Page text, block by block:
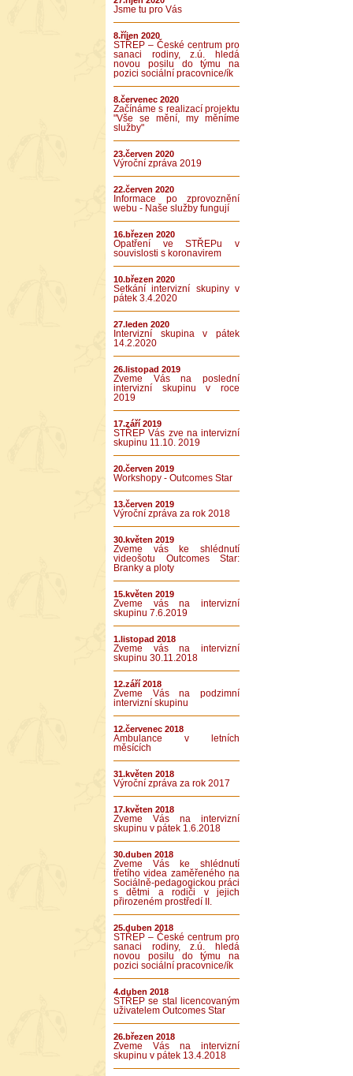
Jsme tu pro Vás
8.říjen 2020
STŘEP – České centrum pro
sanaci rodiny, z.ú. hledá
novou posilu do týmu na
pozici sociální pracovnice/ík
8.červenec 2020
Začínáme s realizací projektu
"Vše se mění, my měníme
služby"
23.červen 2020
Výroční zpráva 2019
22.červen 2020
Informace po zprovoznění
webu - Naše služby fungují
16.březen 2020
Opatření ve STŘEPu v
souvislosti s koronavirem
10.březen 2020
Setkání intervizní skupiny v
pátek 3.4.2020
27.leden 2020
Intervizní skupina v pátek
14.2.2020
26.listopad 2019
Zveme Vás na poslední
intervizní skupinu v roce
2019
17.září 2019
STŘEP Vás zve na intervizní
skupinu 11.10. 2019
20.červen 2019
Workshopy - Outcomes Star
13.červen 2019
Výroční zpráva za rok 2018
30.květen 2019
Zveme vás ke shlédnutí
videošotu Outcomes Star:
Branky a ploty
15.květen 2019
Zveme vás na intervizní
skupinu 7.6.2019
1.listopad 2018
Zveme vás na intervizní
skupinu 30.11.2018
12.září 2018
Zveme Vás na podzimní
intervizní skupinu
12.červenec 2018
Ambulance v letních
měsících
31.květen 2018
Výroční zpráva za rok 2017
17.květen 2018
Zveme Vás na intervizní
skupinu v pátek 1.6.2018
30.duben 2018
Zveme Vás ke shlédnutí
třetího videa zaměřeného na
Sociálně-pedagogickou práci
s dětmi a rodiči v jejich
přirozeném prostředí II.
25.duben 2018
STŘEP – České centrum pro
sanaci rodiny, z.ú. hledá
novou posilu do týmu na
pozici sociální pracovnice/ík
4.duben 2018
STŘEP se stal licencovaným
uživatelem Outcomes Star
26.březen 2018
Zveme Vás na intervizní
skupinu v pátek 13.4.2018